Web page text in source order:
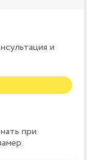
и
при